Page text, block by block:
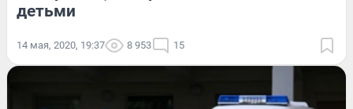
детьми
14 мая, 2020, 19:37 8 953 15